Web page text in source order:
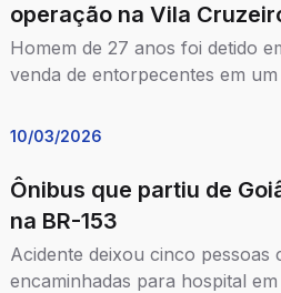
operação na Vila
Homem de 27 anos foi detido
venda de entorpecentes em
10/03/2026
Ônibus que partiu de
na BR-153
Acidente deixou cinco
encaminhadas para hospital